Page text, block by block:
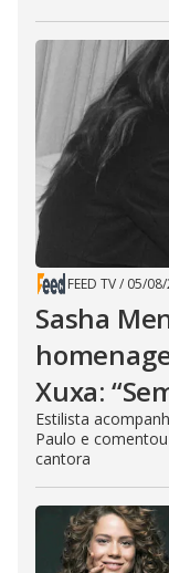
FEED TV/ 05/
Sasha
Xuxa:
Estilista
Paulo e
cantora